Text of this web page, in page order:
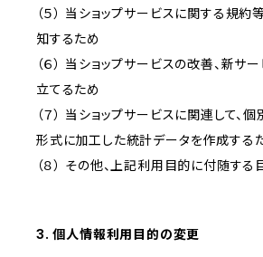
（５） 当ショップサービスに関する規
知するため
（６） 当ショップサービスの改善、新サ
立てるため
（７） 当ショップサービスに関連して、
形式に加工した統計データを作成する
（８） その他、上記利用目的に付随する
3. 個人情報利用目的の変更